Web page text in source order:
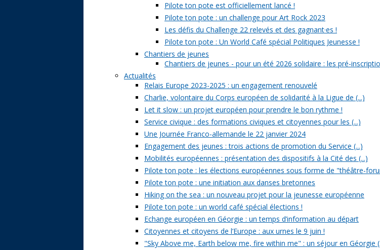
Pilote ton pote est officiellement lancé !
Pilote ton pote : un challenge pour Art Rock 2023
Les défis du Challenge 22 relevés et des gagnant·es !
Pilote ton pote : Un World Café spécial Politiques Jeunesse !
Chantiers de jeunes
Chantiers de jeunes - pour un été 2026 solidaire : les pré-
Actualités
Relais Europe 2023-2025 : un engagement renouvelé
Charlie, volontaire du Corps européen de solidarité à la Ligue de (...)
Let it slow : un projet européen pour prendre le bon rythme !
Service civique : des formations civiques et citoyennes pour les (...)
Une Journée Franco-allemande le 22 janvier 2024
Engagement des jeunes : trois actions de promotion du Service (...)
Mobilités européennes : présentation des dispositifs à la Cité des (...)
Pilote ton pote : les élections européennes sous forme de "théâtre-
Pilote ton pote : une initiation aux danses bretonnes
Hiking on the sea : un nouveau projet pour la jeunesse européenne
Pilote ton pote : un world café spécial élections !
Echange européen en Géorgie : un temps d’information au départ
Citoyennes et citoyens de l’Europe : aux urnes le 9 juin !
"Sky Above me, Earth below me, fire within me" : un séjour en Géorgie